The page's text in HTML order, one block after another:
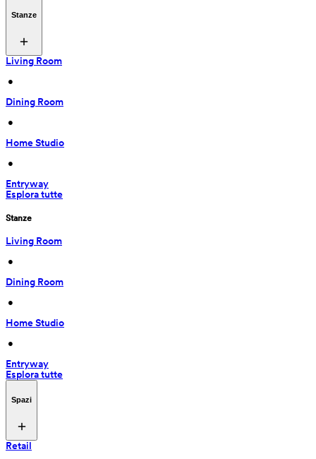
Stanze
Living Room
•
Dining Room
•
Home Studio
•
Entryway
Esplora tutte
Stanze
Living Room
•
Dining Room
•
Home Studio
•
Entryway
Esplora tutte
Spazi
Retail